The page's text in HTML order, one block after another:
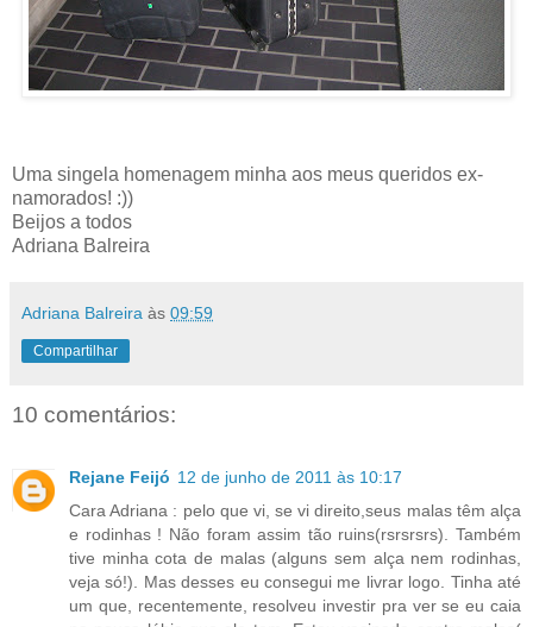
Uma singela homenagem minha aos meus queridos ex-
namorados! :))
Beijos a todos
Adriana Balreira
Adriana Balreira às 09:59
Compartilhar
10 comentários:
Rejane Feijó 12 de junho de 2011 às 10:17
Cara Adriana : pelo que vi, se vi direito,seus malas têm alça
e rodinhas ! Não foram assim tão ruins(rsrsrsrs). Também
tive minha cota de malas (alguns sem alça nem rodinhas,
veja só!). Mas desses eu consegui me livrar logo. Tinha até
um que, recentemente, resolveu investir pra ver se eu caia